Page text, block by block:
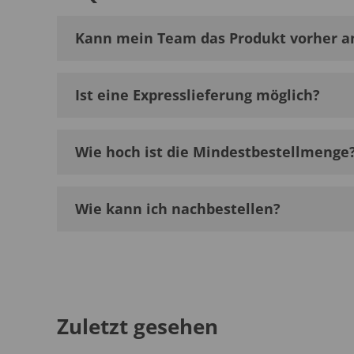
Kann mein Team das Produkt vorher
Ist eine Expresslieferung möglich?
Wie hoch ist die
Wie kann ich nachbestellen?
Zuletzt gesehen